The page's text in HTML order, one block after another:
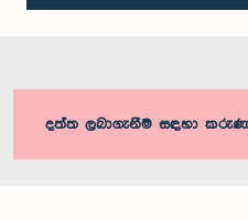
දත්ත ලබාගැනීම සඳහා